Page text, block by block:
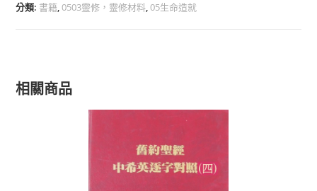
分類: 書籍,0503靈修，靈修材料,05生命造就
相關商品